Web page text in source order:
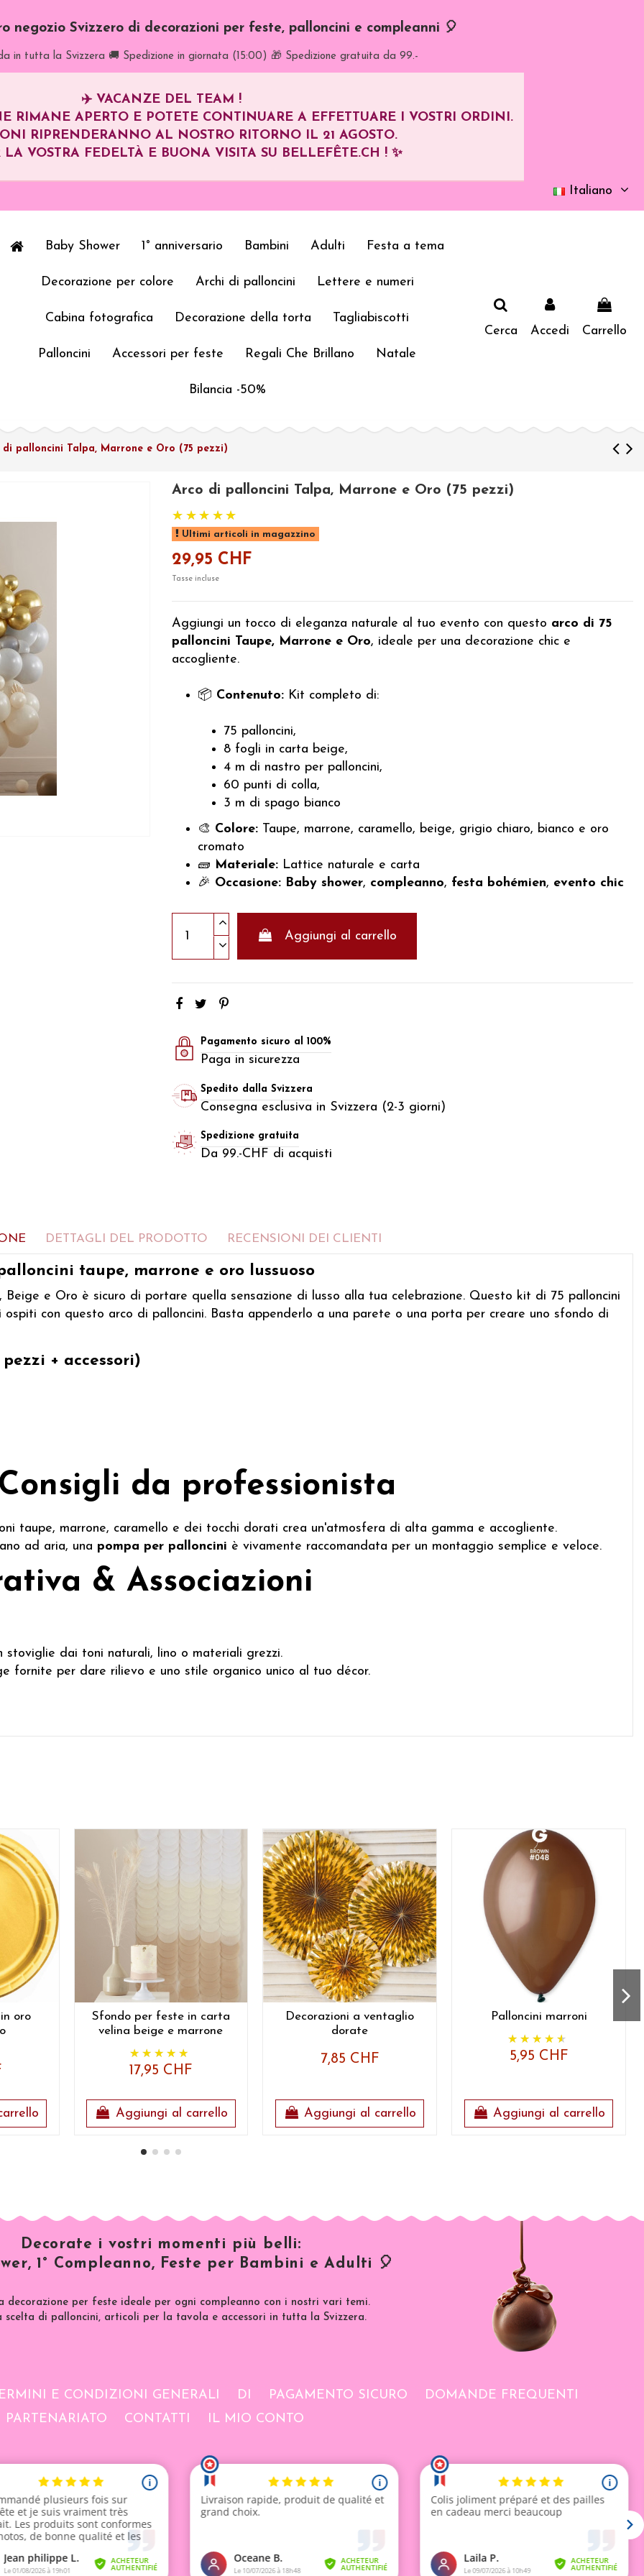
negozio Svizzero di decorazioni per feste, palloncini e compleanni 🎈
in tutta la Svizzera 🚚 Spedizione in giornata (15:00) 🎁 Spedizione gratuita da 99.-
✈️ VACANZE DEL TEAM !
RIMANE APERTO E POTETE CONTINUARE A EFFETTUARE I VOSTRI ORDINI.
RIPRENDERANNO AL NOSTRO RITORNO IL 21 AGOSTO.
LA VOSTRA FEDELTÀ E BUONA VISITA SU BELLEFÊTE.CH ! ✨
Italiano
Baby Shower 1° anniversario Bambini Adulti Festa a tema
Decorazione per colore Archi di palloncini Lettere e numeri
Cabina fotografica Decorazione della torta Tagliabiscotti
Palloncini Accessori per feste Regali Che Brillano Natale
Bilancia -50%
Cerca Accedi Carrello
di palloncini Talpa, Marrone e Oro (75 pezzi)
Arco di palloncini Talpa, Marrone e Oro (75 pezzi)
Ultimi articoli in magazzino
29,95 CHF
Tasse incluse
Aggiungi un tocco di eleganza naturale al tuo evento con questo arco di 75
palloncini Taupe, Marrone e Oro, ideale per una decorazione chic e
accogliente.
📦 Contenuto: Kit completo di:
75 palloncini,
8 fogli in carta beige,
4 m di nastro per palloncini,
60 punti di colla,
3 m di spago bianco
🎨 Colore: Taupe, marrone, caramello, beige, grigio chiaro, bianco e oro
cromato
🧱 Materiale: Lattice naturale e carta
🎉 Occasione: Baby shower, compleanno, festa bohémien, evento chic
Aggiungi al carrello
Pagamento sicuro al 100%
Paga in sicurezza
Spedito dalla Svizzera
Consegna esclusiva in Svizzera (2-3 giorni)
Spedizione gratuita
Da 99.-CHF di acquisti
DETTAGLI DEL PRODOTTO RECENSIONI DEI CLIENTI
taupe, marrone e oro lussuoso
e Oro è sicuro di portare quella sensazione di lusso alla tua celebrazione. Questo kit di 75 palloncini
con questo arco di palloncini. Basta appenderlo a una parete o una porta per creare uno sfondo di
+ accessori)
da professionista
taupe, marrone, caramello e dei tocchi dorati crea un'atmosfera di alta gamma e accogliente.
ad aria, una pompa per palloncini è vivamente raccomandata per un montaggio semplice e veloce.
& Associazioni
stoviglie dai toni naturali, lino o materiali grezzi.
per dare rilievo e uno stile organico unico al tuo décor.
oro
Sfondo per feste in carta
velina beige e marrone
17,95 CHF
Aggiungi al carrello
Decorazioni a ventaglio
dorate
7,85 CHF
Aggiungi al carrello
Palloncini marroni
5,95 CHF
Aggiungi al carrello
Decorate i vostri momenti più belli:
1° Compleanno, Feste per Bambini e Adulti 🎈
decorazione per feste ideale per ogni compleanno con i nostri vari temi.
scelta di palloncini, articoli per la tavola e accessori in tutta la Svizzera.
E CONDIZIONI GENERALI DI PAGAMENTO SICURO
DOMANDE FREQUENTI
PARTENARIATO
CONTATTI IL MIO CONTO